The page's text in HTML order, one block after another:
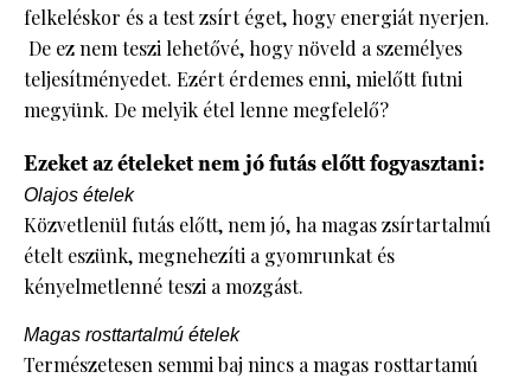
felkeléskor és a test zsírt éget, hogy energiát nyerjen.
De ez nem teszi lehetővé, hogy növeld a személyes
teljesítményedet. Ezért érdemes enni, mielőtt futni
megyünk. De melyik étel lenne megfelelő?
Ezeket az ételeket nem jó futás előtt fogyasztani:
Olajos ételek
Közvetlenül futás előtt, nem jó, ha magas zsírtartalmú
ételt eszünk, megnehezíti a gyomrunkat és
kényelmetlenné teszi a mozgást.
Magas rosttartalmú ételek
Természetesen semmi baj nincs a magas rosttartamú